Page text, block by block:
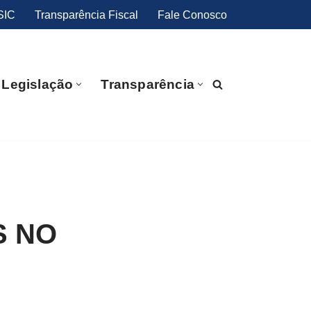
Transparência Fiscal Fale Conosco
Legislação Transparência
NO